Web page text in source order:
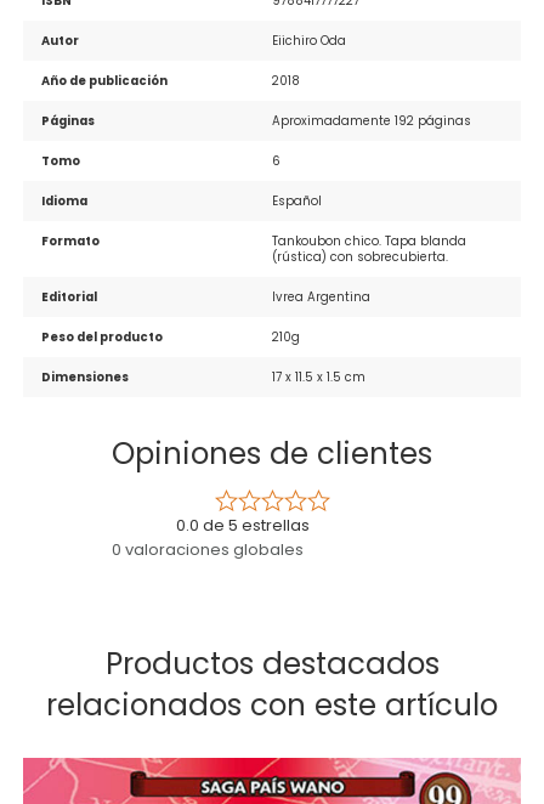
Autor Eiichiro Oda
Año de publicación 2018
Páginas Aproximadamente 192 páginas
Tomo 6
Idioma Español
Formato
Tankoubon chico. Tapa blanda
(rústica) con sobrecubierta.
Editorial Ivrea Argentina
Peso del producto 210g
Dimensiones 17 x 11.5 x 1.5 cm
Opiniones de clientes
0.0 de 5 estrellas
0 valoraciones globales
Productos destacados
relacionados con este artículo